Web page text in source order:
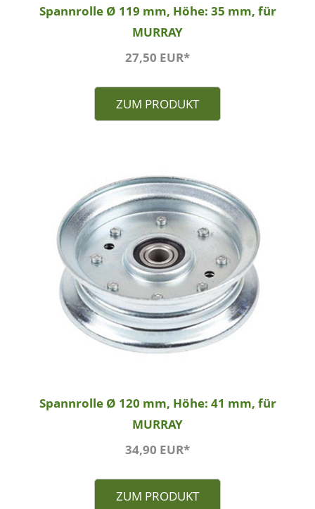
Spannrolle Ø 119 mm, Höhe: 35 mm, für
MURRAY
27,50 EUR*
ZUM PRODUKT
Spannrolle Ø 120 mm, Höhe: 41 mm, für
MURRAY
34,90 EUR*
ZUM PRODUKT